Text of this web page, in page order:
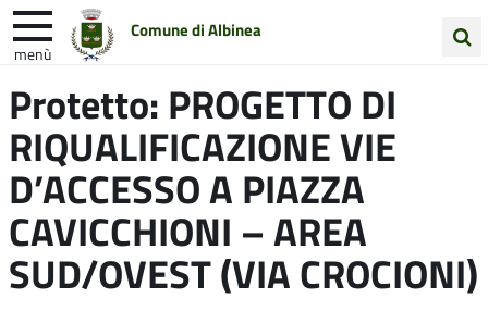
Comune di Albinea
menù
nel
sito
Entra in Comune Vivi Albinea
Unione Colline Matildiche
Protetto: PROGETTO DI
RIQUALIFICAZIONE VIE
D’ACCESSO A PIAZZA
CAVICCHIONI – AREA
SUD/OVEST (VIA CROCIONI)